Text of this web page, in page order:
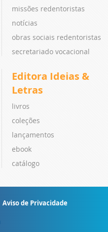
missões redentoristas
notícias
obras sociais redentoristas
secretariado vocacional
Editora Ideias &
Letras
livros
coleções
lançamentos
ebook
catálogo
Aviso de Privacidade